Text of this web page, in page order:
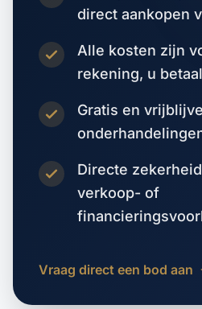
direct aankopen
Alle kosten zijn
rekening, u
Gratis en
Directe
verkoop- of
Vraag direct een bod aan